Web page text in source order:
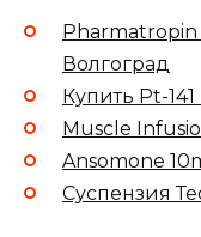
Pharmatropin
Волгоград
Купить Pt-
Muscle
Ansomone
Суспензия